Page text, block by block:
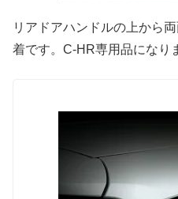
リアドアハンドルの上から
着です。C-HR専用品になり